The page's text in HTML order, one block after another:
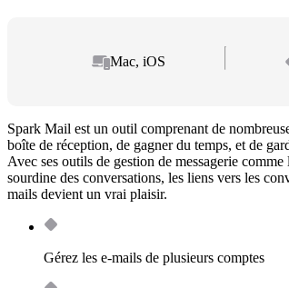
Mac, iOS
Spark Mail est un outil comprenant de
boîte de réception, de gagner du temps, et de
Avec ses outils de gestion de messagerie
sourdine des conversations, les liens vers les
mails devient un vrai plaisir.
Gérez les e-mails de plusieurs comptes